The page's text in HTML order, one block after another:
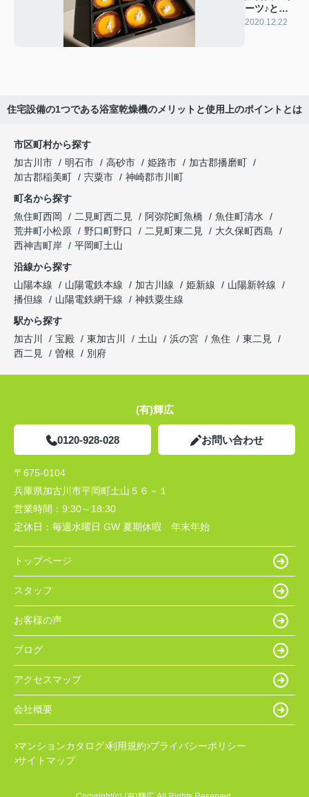
ーツ♪と冬
至～一陽来
2020.12.22
住宅設備の1つである浴室乾燥機のメリットと使用上のポイントとは
市区町村から探す
加古川市
明石市 高砂市 姫路市
加古郡播磨町
加古郡稲美町
宍粟市
神崎郡市川町
町名から探す
魚住町西岡
二見町西二見 阿弥陀町魚橋
魚住町清水
荒井町小松原
野口町野口 二見町東二見
大久保町西島
西神吉町岸
平岡町土山
沿線から探す
山陽本線
山陽電鉄本線 加古川線 姫新線
山陽新幹線
播但線
山陽電鉄網干線
神鉄粟生線
駅から探す
加古川
宝殿 東加古川 土山 浜の宮 魚住
東二見
西二見
曽根 別府
(有)輝広
0120-928-028 お問い合わせ
〒675-0104
兵庫県加古川市平岡町土山５６－１
営業時間： 9:30～18:30
定休日： 毎週水曜日 GW 夏期休暇 年末年始
トップページ
スタッフ
お客様の声
ブログ
アクセスマップ
会社概要
マンションカタログ 利用規約 プライバシーポリシー
サイトマップ